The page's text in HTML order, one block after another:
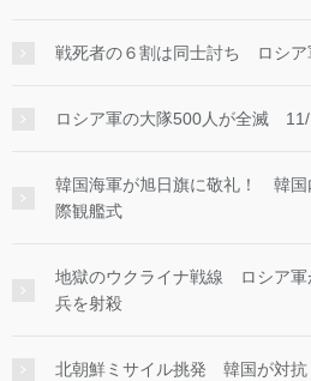
戦死者の６割は同士討ち ロシア
ロシア軍の大隊500人が全滅 11/
韓国海軍が旭日旗に敬礼！ 韓
際観艦式
地獄のウクライナ戦線 ロシア
兵を射殺
北朝鮮ミサイル挑発 韓国が対抗